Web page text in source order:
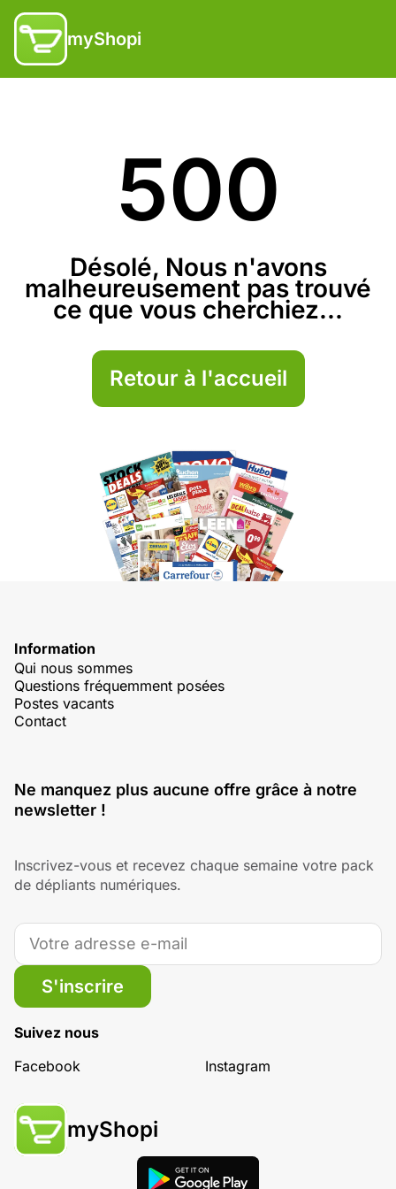
myShopi
500
Désolé, Nous n'avons
malheureusement pas trouvé
ce que vous cherchiez...
Retour à l'accueil
Information
Qui nous sommes
Questions fréquemment posées
Postes vacants
Contact
Ne manquez plus aucune offre grâce à notre
newsletter !
Inscrivez-vous et recevez chaque semaine votre pack
de dépliants numériques.
S'inscrire
Suivez nous
Facebook
Instagram
myShopi